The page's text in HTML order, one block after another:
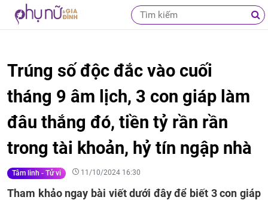
Trúng số độc đắc vào cuối
tháng 9 âm lịch, 3 con giáp làm
đâu thắng đó, tiền tỷ rần rần
trong tài khoản, hỷ tín ngập nhà
Tâm linh - Tử vi 11/10/2024 16:30
Tham khảo ngay bài viết dưới đây để biết 3 con giáp